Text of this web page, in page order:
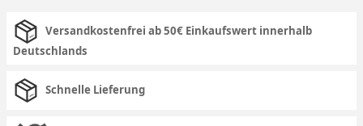
Versandkostenfrei ab 50€ Einkaufswert innerhalb
Deutschlands
Schnelle Lieferung